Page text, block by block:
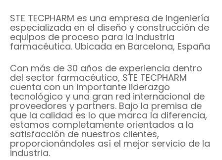
STE TECPHARM es una empresa de ingeniería
especializada en el diseño y construcción de
equipos de proceso para la industria
farmacéutica. Ubicada en Barcelona, España
Con más de 30 años de experiencia dentro
del sector farmacéutico, STE TECPHARM
cuenta con un importante liderazgo
tecnológico y una gran red internacional de
proveedores y partners. Bajo la premisa de
que la calidad es lo que marca la diferencia,
estamos completamente orientados a la
satisfacción de nuestros clientes,
proporcionándoles así el mejor servicio de la
industria.